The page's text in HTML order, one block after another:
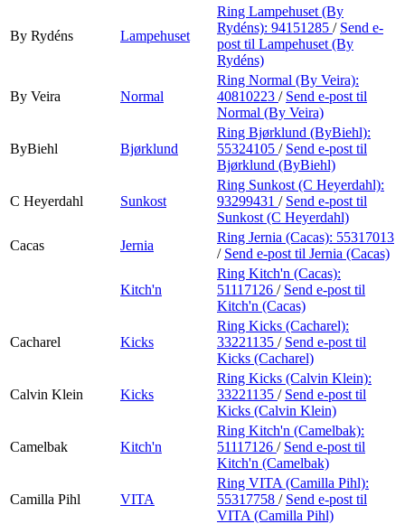
By Rydéns Lampehuset
Ring Lampehuset (By
Rydéns): 94151285 / Send e-
post til Lampehuset (By
Rydéns)
By Veira Normal
Ring Normal (By Veira):
40810223 / Send e-post til
Normal (By Veira)
ByBiehl Bjørklund
Ring Bjørklund (ByBiehl):
55324105 / Send e-post til
Bjørklund (ByBiehl)
C Heyerdahl Sunkost
Ring Sunkost (C Heyerdahl):
93299431 / Send e-post til
Sunkost (C Heyerdahl)
Cacas
Jernia
Ring Jernia (Cacas): 55317013
/ Send e-post til Jernia (Cacas)
Kitch'n
Ring Kitch'n (Cacas):
51117126 / Send e-post til
Kitch'n (Cacas)
Cacharel Kicks
Ring Kicks (Cacharel):
33221135 / Send e-post til
Kicks (Cacharel)
Calvin Klein Kicks
Ring Kicks (Calvin Klein):
33221135 / Send e-post til
Kicks (Calvin Klein)
Camelbak Kitch'n
Ring Kitch'n (Camelbak):
51117126 / Send e-post til
Kitch'n (Camelbak)
Camilla Pihl VITA
Ring VITA (Camilla Pihl):
55317758 / Send e-post til
VITA (Camilla Pihl)